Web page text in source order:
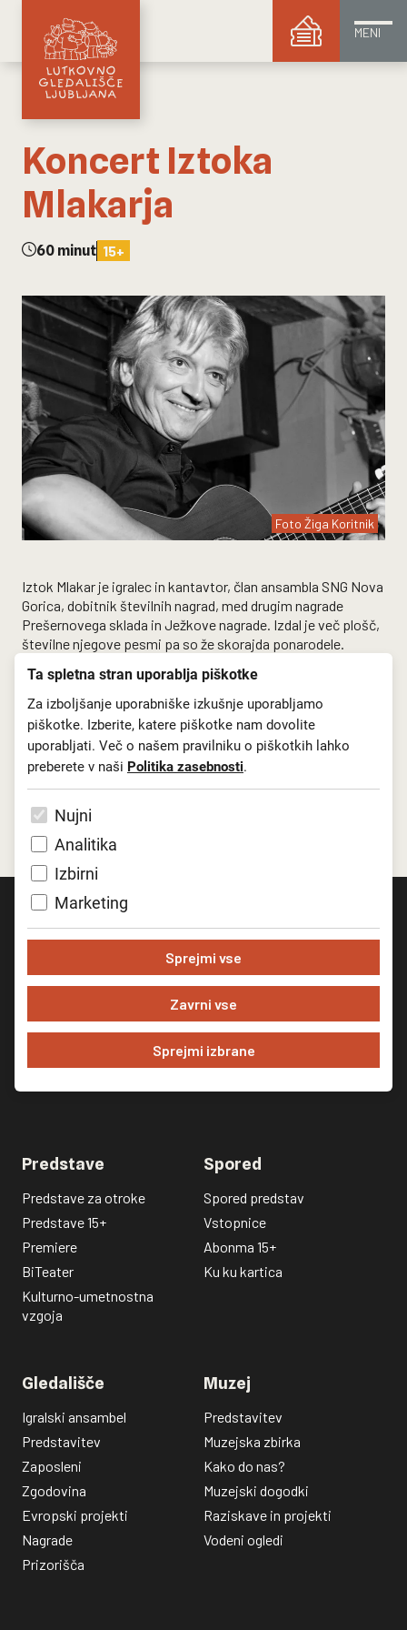
Ta spletna stran uporablja piškotke
Za izboljšanje uporabniške izkušnje uporabljamo
piškotke. Izberite, katere piškotke nam dovolite
uporabljati. Več o našem pravilniku o piškotkih lahko
preberete v naši Politika zasebnosti.
Nujni
Analitika
Izbirni
Marketing
Sprejmi vse
Zavrni vse
Sprejmi izbrane
MENI
Koncert Iztoka
Mlakarja
60 minut 15+
Foto Žiga Koritnik
Iztok Mlakar je igralec in kantavtor, član ansambla SNG Nova
Gorica, dobitnik številnih nagrad, med drugim nagrade
Prešernovega sklada in Ježkove nagrade. Izdal je več plošč,
številne njegove pesmi pa so že skorajda ponarodele.
pesmi iz vsakdanjega življenja malega človeka, ki jih poje v
primorskem narečju.
Njegovi koncert so vedno nekaj posebnega in za manjši
krog občinstva.
Predstave
Predstave za otroke
Predstave 15+
Premiere
BiTeater
Kulturno-umetnostna
vzgoja
Spored
Spored predstav
Vstopnice
Abonma 15+
Ku ku kartica
Gledališče
Igralski ansambel
Predstavitev
Zaposleni
Zgodovina
Evropski projekti
Nagrade
Prizorišča
Muzej
Predstavitev
Muzejska zbirka
Kako do nas?
Muzejski dogodki
Raziskave in projekti
Vodeni ogledi